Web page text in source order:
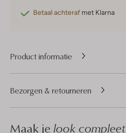
Betaal achteraf met Klarna
Product informatie
Bezorgen & retourneren
Maak je look compleet